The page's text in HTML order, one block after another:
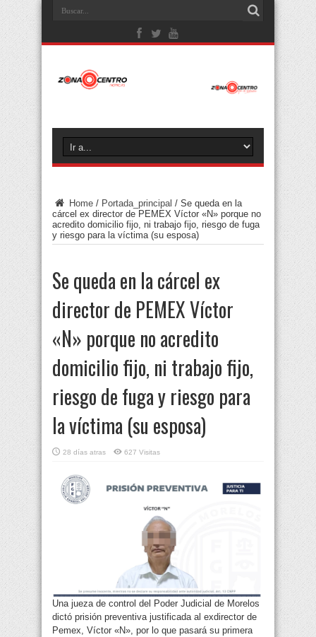
Home / Portada_principal / Se queda en la
cárcel ex director de PEMEX Víctor «N» porque no
acredito domicilio fijo, ni trabajo fijo, riesgo de fuga
y riesgo para la víctima (su esposa)
Se queda en la cárcel ex
director de PEMEX Víctor
«N» porque no acredito
domicilio fijo, ni trabajo fijo,
riesgo de fuga y riesgo para
la víctima (su esposa)
28 días atras 627 Visitas
Una jueza de control del Poder Judicial de Morelos
dictó prisión preventiva justificada al exdirector de
Pemex, Víctor «N», por lo que pasará su primera